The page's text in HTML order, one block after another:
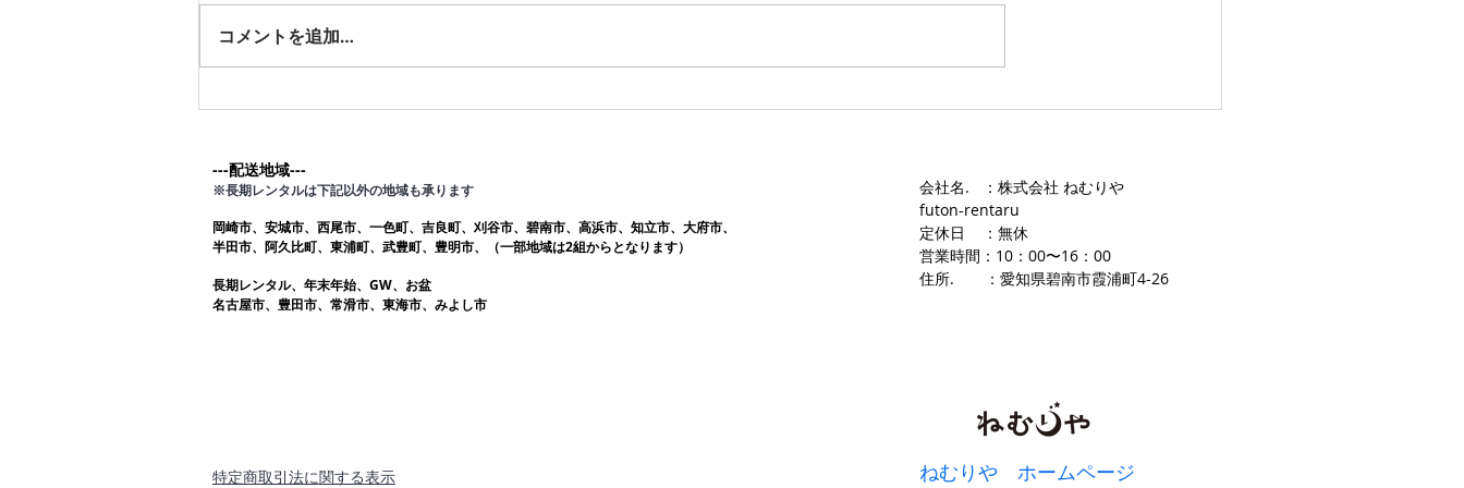
す。愛知ふとんレンタル ねむり
や
コメントを追加…
---配送地域---​
※長期レンタルは下記以外の地域も承ります
岡崎市、安城市、西尾市、一色町、吉良町、刈谷市、碧南市、高浜市、知立市、大府市​、
半田市、阿久比町、東浦町、武豊町、豊明市、（一部地域は2組からとなります）
長期レンタル、年末年始、GW、お盆
名古屋市、豊田市、常滑市、東海市、みよし市
​特定商取引法に関する表示
会社名. ：株式会社 ねむりや
futon-rentaru
定休日 ：無休
営業時間：10：00〜16 ：00
​住所. ：愛知県碧南市霞浦町4-2​6
ねむりや ホームページ